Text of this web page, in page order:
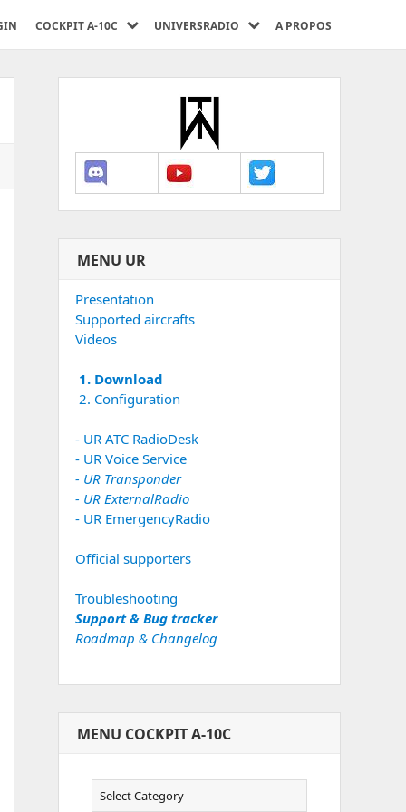
COCKPIT A-10C UNIVERSRADIO A PROPOS
MENU UR
Presentation
Supported aircrafts
Videos
1. Download
2. Configuration
- UR ATC RadioDesk
- UR Voice Service
- UR Transponder
- UR ExternalRadio
- UR EmergencyRadio
Official supporters
Troubleshooting
Support & Bug tracker
Roadmap & Changelog
MENU COCKPIT A-10C
Cockpit